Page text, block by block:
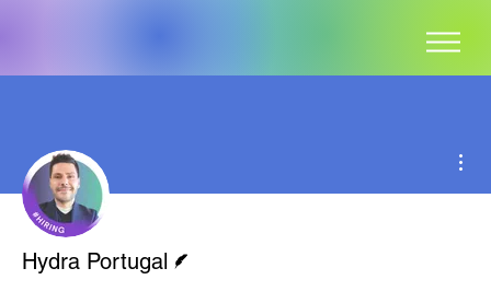
Hydra Portugal